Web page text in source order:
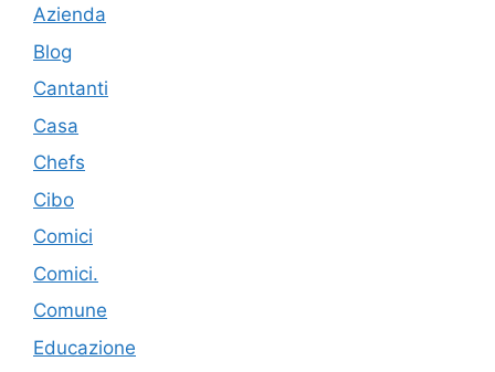
Azienda
Blog
Cantanti
Casa
Chefs
Cibo
Comici
Comici.
Comune
Educazione